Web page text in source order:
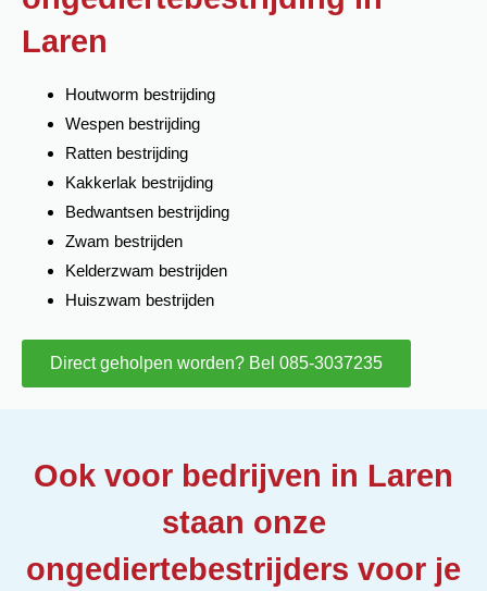
Laren
Houtworm bestrijding
Wespen bestrijding
Ratten bestrijding
Kakkerlak bestrijding
Bedwantsen bestrijding
Zwam bestrijden
Kelderzwam bestrijden
Huiszwam bestrijden
Direct geholpen worden? Bel 085-3037235
Ook voor bedrijven in Laren
staan onze
ongediertebestrijders voor je